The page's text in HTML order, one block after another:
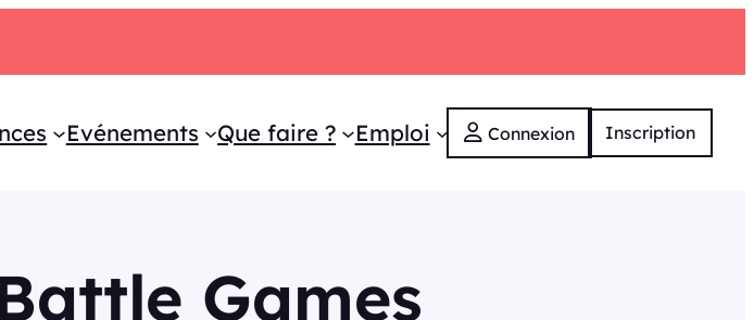
Evénements Que faire ? Emploi Connexion Inscription
Games